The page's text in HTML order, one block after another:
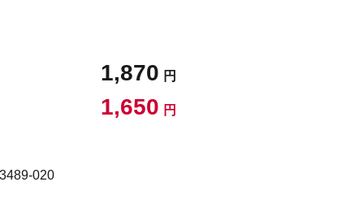
1,870 円
1,650 円
020